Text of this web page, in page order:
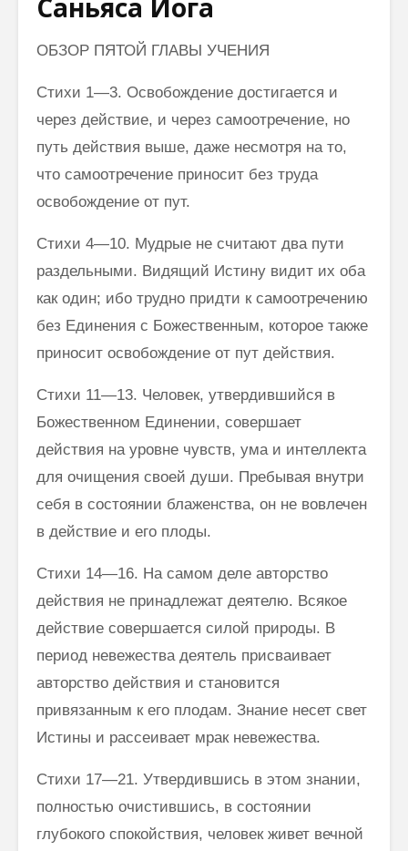
Саньяса Йога
ОБЗОР ПЯТОЙ ГЛАВЫ УЧЕНИЯ
Стихи 1—3. Освобождение достигается и
через действие, и через самоотречение, но
путь действия выше, даже несмотря на то,
что само­отречение приносит без труда
освобождение от пут.
Стихи 4—10. Мудрые не считают два пути
раздельными. Видящий Истину видит их оба
как один; ибо трудно придти к самоотречению
без Единения с Божественным, которое также
приносит освобождение от пут действия.
Стихи 11—13. Человек, утвердившийся в
Божественном Единении, совершает
действия на уровне чувств, ума и интеллекта
для очищения своей души. Пребывая внутри
себя в состоянии блаженства, он не вов­лечен
в действие и его плоды.
Стихи 14—16. На самом деле авторство
действия не принадлежат деятелю. Всякое
действие совершается силой природы. В
период неве­жества деятель присваивает
авторство действия и становится
привязанным к его плодам. Знание несет свет
Истины и рассеивает мрак невежества.
Стихи 17—21. Утвердившись в этом знании,
полностью очистившись, в состоянии
глубокого спокойствия, человек живет вечной